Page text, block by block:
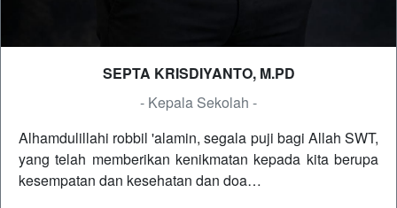
SEPTA KRISDIYANTO, M.PD
- Kepala Sekolah -
Alhamdulillahi robbil 'alamin, segala puji bagi Allah SWT,
yang telah memberikan kenikmatan kepada kita berupa
kesempatan dan kesehatan dan doa…